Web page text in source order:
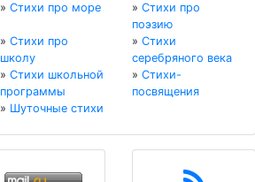
» Стихи про море » Стихи про
поэзию
» Стихи про
школу
» Стихи
серебряного века
» Стихи школьной
программы
» Стихи-
посвящения
» Шуточные стихи